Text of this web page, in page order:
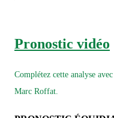
Pronostic vidéo
Complétez cette analyse
Marc Roffat.